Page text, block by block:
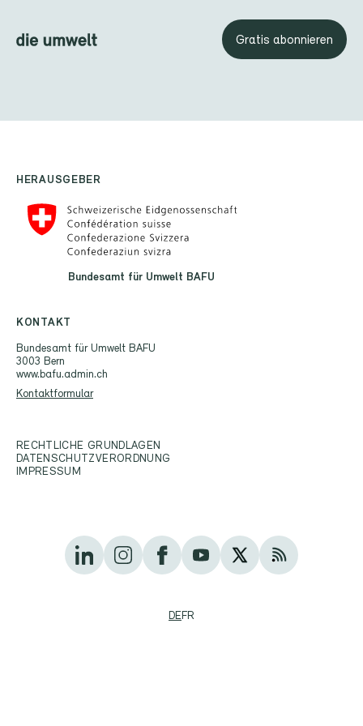
Gratis abonnieren
HERAUSGEBER
Bundesamt für Umwelt BAFU
KONTAKT
Bundesamt für Umwelt BAFU
3003 Bern
www.bafu.admin.ch
Kontaktformular
RECHTLICHE GRUNDLAGEN
DATENSCHUTZVERORDNUNG
IMPRESSUM
DEFR